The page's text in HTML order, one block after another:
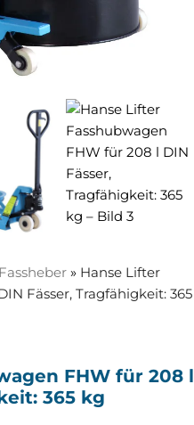
Fassheber » Hanse Lifter
Fässer, Tragfähigkeit: 365
FHW für 208 l
365 kg